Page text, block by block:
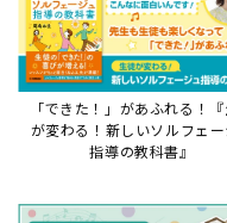
「できた！」があふれる！
が変わる！新しいソルフェー
指導の教科書』